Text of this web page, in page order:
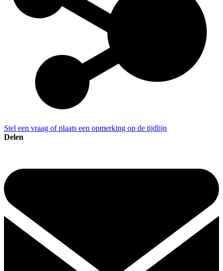
Stel een vraag of plaats een opmerking op de tijdlijn
Delen